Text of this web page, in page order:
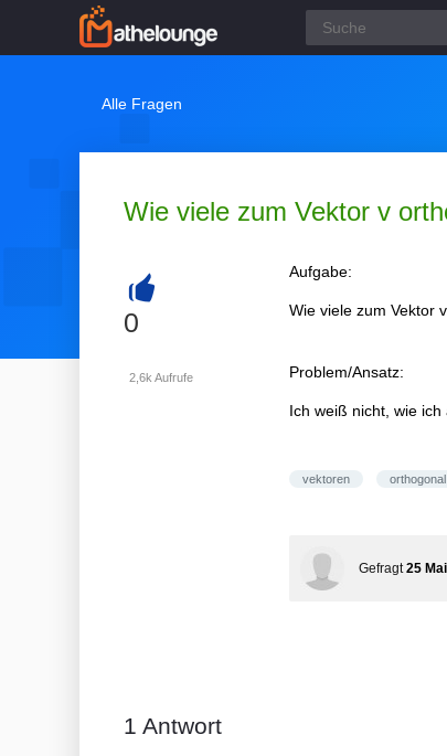
Alle Fragen
Wie viele zum Vektor v
+
0
2,6k Aufrufe
Aufgabe:
Wie viele zum Vektor
Problem/Ansatz:
Ich weiß nicht, wie
vektoren orthogonal
Gefragt 25
1 Antwort